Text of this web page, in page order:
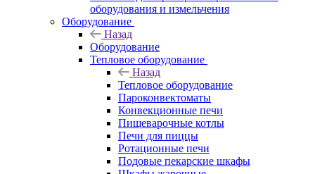
оборудования и измельчения
Оборудование
Назад
Оборудование
Тепловое оборудование
Назад
Тепловое оборудование
Пароконвектоматы
Конвекционные печи
Пищеварочные котлы
Печи для пиццы
Ротационные печи
Подовые пекарские шкафы